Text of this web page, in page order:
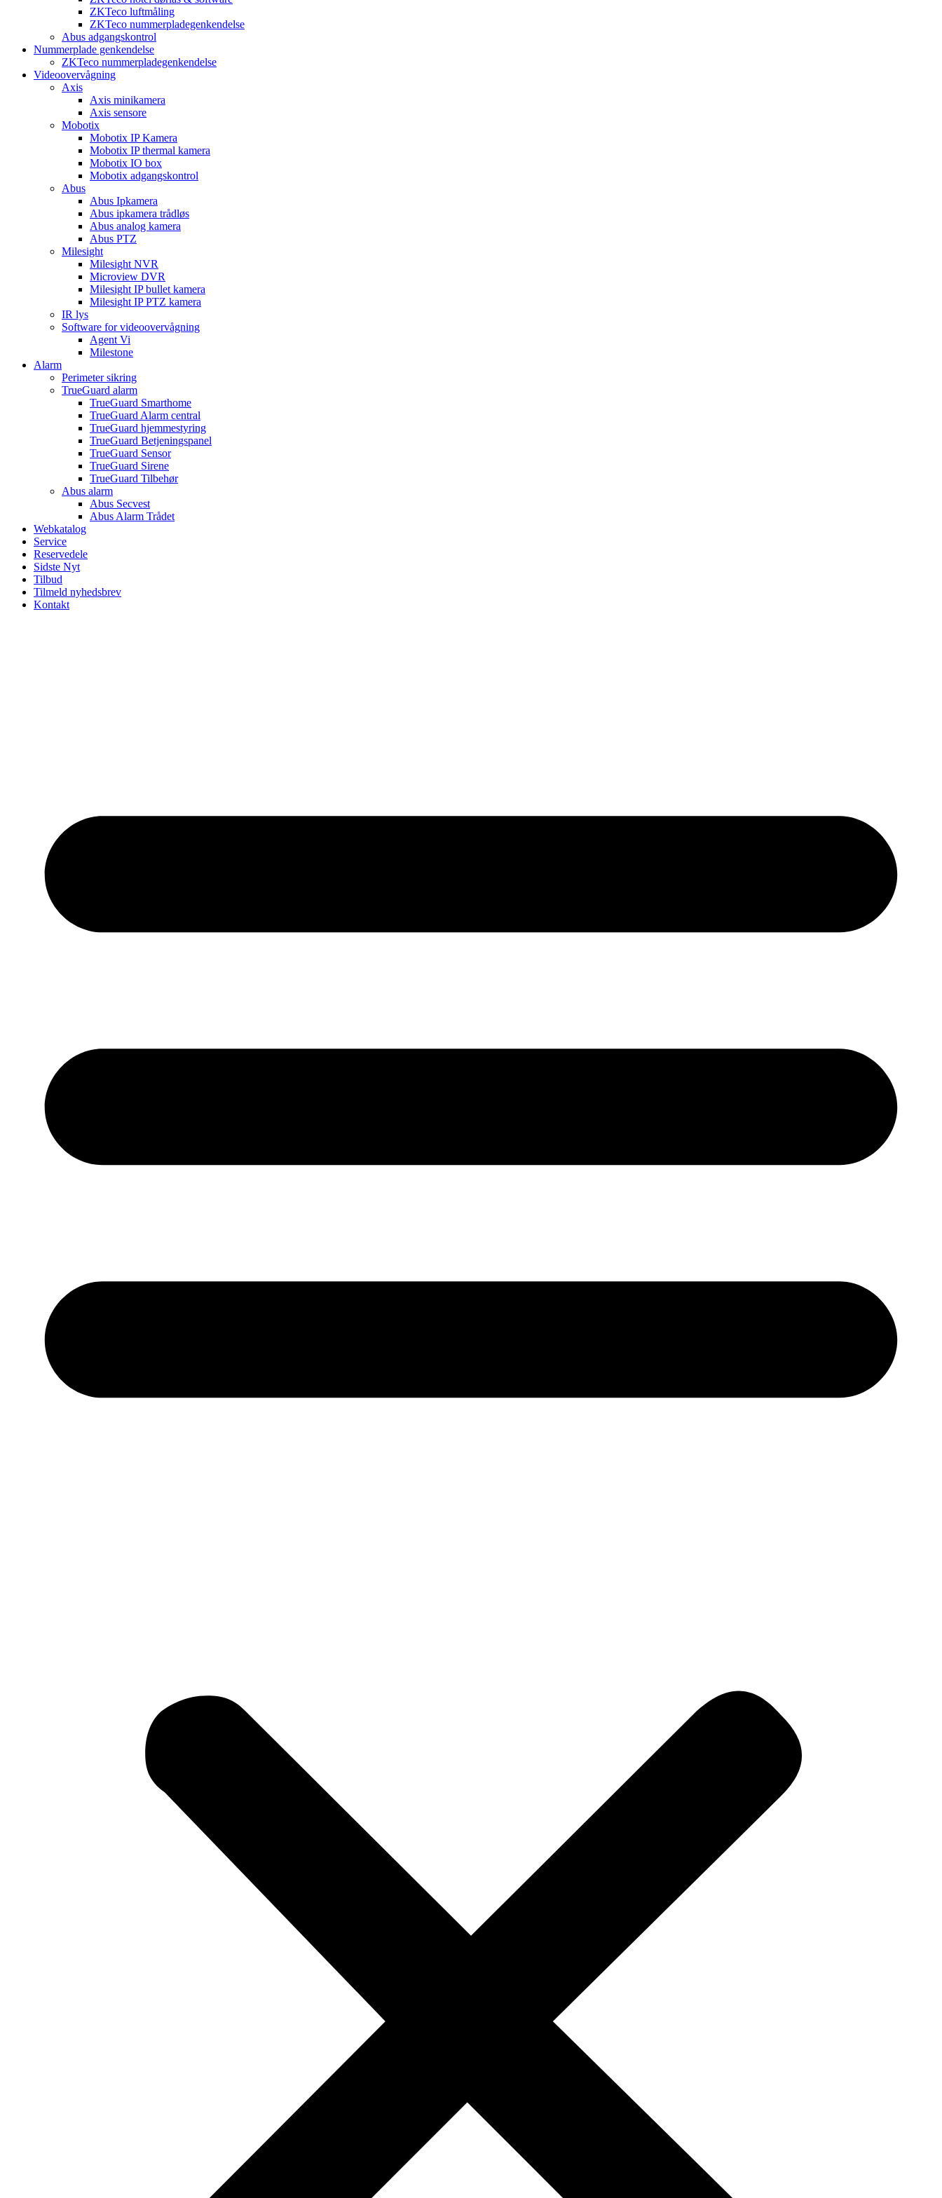
ZKTeco luftmåling
ZKTeco nummerpladegenkendelse
Abus adgangskontrol
Nummerplade genkendelse
ZKTeco nummerpladegenkendelse
Videoovervågning
Axis
Axis minikamera
Axis sensore
Mobotix
Mobotix IP Kamera
Mobotix IP thermal kamera
Mobotix IO box
Mobotix adgangskontrol
Abus
Abus Ipkamera
Abus ipkamera trådløs
Abus analog kamera
Abus PTZ
Milesight
Milesight NVR
Microview DVR
Milesight IP bullet kamera
Milesight IP PTZ kamera
IR lys
Software for videoovervågning
Agent Vi
Milestone
Alarm
Perimeter sikring
TrueGuard alarm
TrueGuard Smarthome
TrueGuard Alarm central
TrueGuard hjemmestyring
TrueGuard Betjeningspanel
TrueGuard Sensor
TrueGuard Sirene
TrueGuard Tilbehør
Abus alarm
Abus Secvest
Abus Alarm Trådet
Webkatalog
Service
Reservedele
Sidste Nyt
Tilbud
Tilmeld nyhedsbrev
Kontakt